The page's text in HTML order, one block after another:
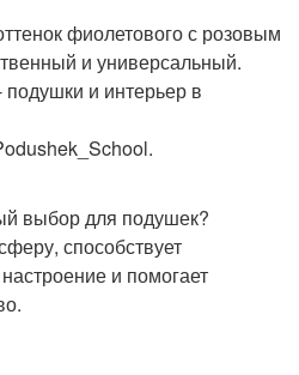
фиолетового с розовым
и универсальный.
и интерьер в
выбор для подушек?
способствует
и помогает